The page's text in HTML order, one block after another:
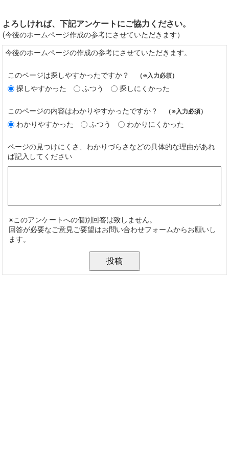
よろしければ、下記アンケートにご協力ください。
(今後のホームページ作成の参考にさせていただきます）
今後のホームページの作成の参考にさせていただきます。
このページは探しやすかったですか？ （※入力必須）
探しやすかった ふつう 探しにくかった
このページの内容はわかりやすかったですか？ （※入力必須）
わかりやすかった ふつう わかりにくかった
ページの見つけにくさ、わかりづらさなどの具体的な理由があれ
ば記入してください
※このアンケートへの個別回答は致しません。
回答が必要なご意見ご要望はお問い合わせフォームからお願いし
ます。